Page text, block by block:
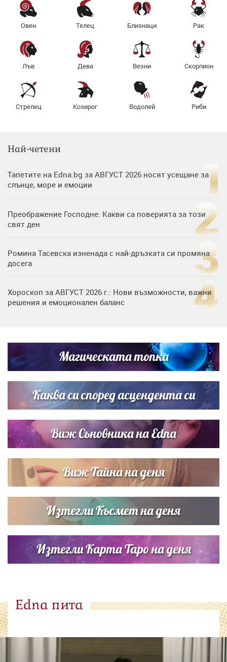
Овен Телец Близнаци Рак
Лъв Дева Везни Скорпион
Стрелец Козирог Водолей Риби
Най-четени
Тапетите на Edna.bg за АВГУСТ 2026 носят усещане за
слънце, море и емоции
Преображение Господне: Какви са поверията за този
свят ден
Ромина Тасевска изненада с най-дръзката си промяна
досега
Хороскоп за АВГУСТ 2026 г.: Нови възможности, важни
решения и емоционален баланс
си деца на семейна морска приказка
Звездна ваканция в Майорка: Дженифър Анистън,
Кортни Кокс и Джим Къртис заедно на яхта
Магическата топка
Каква си според асцендента си
Виж Съновника на Edna
Виж Тайна на деня
Изтегли Късмет на деня
Изтегли Карта Таро на деня
Edna пита